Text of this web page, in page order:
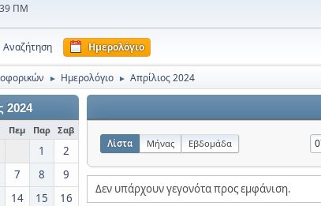
ΠΜ
Αναζήτηση Ημερολόγιο
► Ημερολόγιο ► Απρίλιος 2024
2024
Πεμ Παρ Σαβ
1
2
7 8
9
14 15
16
Λίστα Μήνας Εβδομάδα
Δεν υπάρχουν γεγονότα προς εμφάνιση.